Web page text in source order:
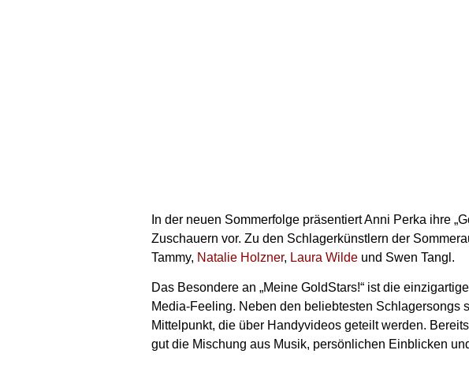
In der neuen Sommerfolge präsentiert Anni Perka ihre
Zuschauern vor. Zu den Schlagerkünstlern der
Tammy, Natalie Holzner, Laura Wilde und Swen Tangl.
Das Besondere an „Meine GoldStars!“ ist die
Media-Feeling. Neben den beliebtesten Schlagersongs
Mittelpunkt, die über Handyvideos geteilt werden.
gut die Mischung aus Musik, persönlichen Einblicken